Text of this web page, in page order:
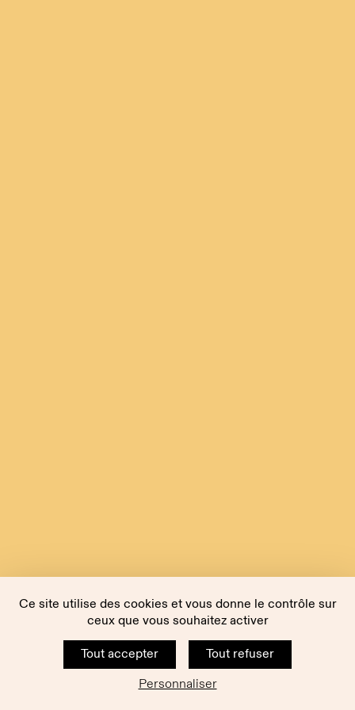
Ce site utilise des cookies et vous donne le contrôle sur
ceux que vous souhaitez activer
Tout accepter
Tout refuser
Personnaliser